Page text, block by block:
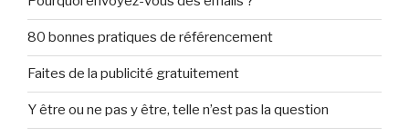
80 bonnes pratiques de référencement
Faites de la publicité gratuitement
Y être ou ne pas y être, telle n’est pas la question